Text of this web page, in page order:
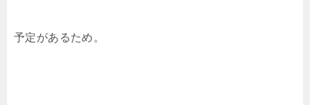
予定があるため。